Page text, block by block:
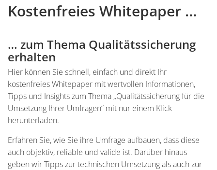
Kostenfreies Whitepaper …
… zum Thema Qualitätssicherung
erhalten
Hier können Sie schnell, einfach und direkt Ihr
kostenfreies Whitepaper mit wertvollen Informationen,
Tipps und Insights zum Thema „Qualitätssicherung für die
Umsetzung Ihrer Umfragen“ mit nur einem Klick
herunterladen.
Erfahren Sie, wie Sie ihre Umfrage aufbauen, dass diese
auch objektiv, reliable und valide ist. Darüber hinaus
geben wir Tipps zur technischen Umsetzung als auch zur